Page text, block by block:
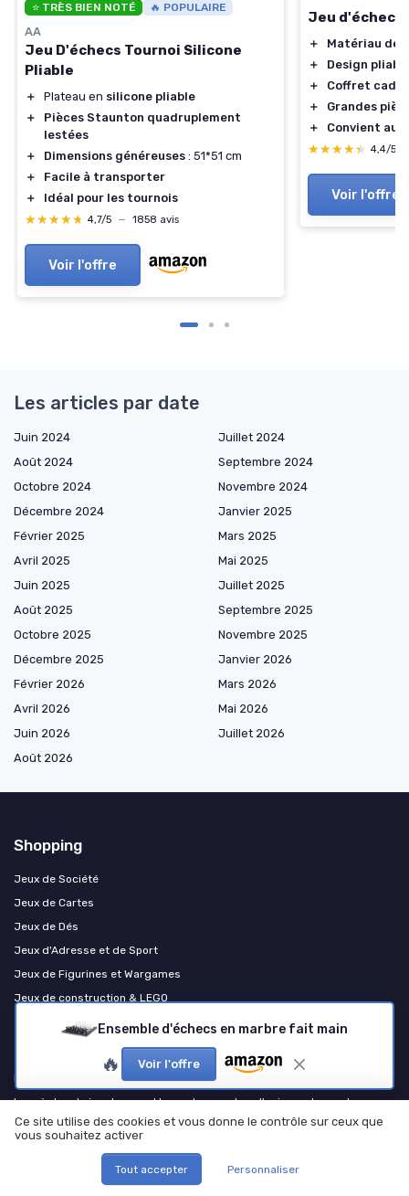
⭐ TRÈS BIEN NOTÉ 🔥 POPULAIRE
AA
Jeu D'échecs Tournoi Silicone
Pliable
＋ Plateau en silicone pliable
＋
Pièces Staunton quadruplement
lestées
＋
Dimensions généreuses : 51*51 cm
＋
Facile à transporter
＋
Idéal pour les tournois
★★★★★
★★★★★ 4,7/5 — 1858 avis
Voir l'offre
Jeu d'échecs
＋
Matériau de
＋
Design
＋
Coffret
＋
Grandes
＋
Convient
★★★★★
★★★★★ 4,4/5
Voir l'offre
Ensemble d'échecs en marbre fait main
🔥 Voir l'offre
Les articles par date
Juin 2024
Juillet 2024
Août 2024
Septembre 2024
Octobre 2024
Novembre 2024
Décembre 2024
Janvier 2025
Février 2025
Mars 2025
Avril 2025
Mai 2025
Juin 2025
Juillet 2025
Août 2025
Septembre 2025
Octobre 2025
Novembre 2025
Décembre 2025
Janvier 2026
Février 2026
Mars 2026
Avril 2026
Mai 2026
Juin 2026
Juillet 2026
Août 2026
Shopping
Jeux de Société
Jeux de Cartes
Jeux de Dés
Jeux d'Adresse et de Sport
Jeux de Figurines et Wargames
Jeux de construction & LEGO
Les règles captivantes de la belote à deux
Les règles du jeu de speed bac : plongez dans l'univers des mots
rapides
Comment organiser un cluedo géant avec un scénario PDF gratuit
Jouez gratuitement à Skyjo en ligne
Ce site utilise des cookies et vous donne le contrôle sur ceux que
vous souhaitez activer
Tout accepter Personnaliser